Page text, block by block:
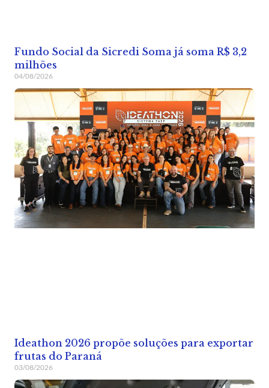
Fundo Social da Sicredi Soma já soma R$ 3,2
milhões
04/08/2026
Ideathon 2026 propõe soluções para exportar
frutas do Paraná
03/08/2026